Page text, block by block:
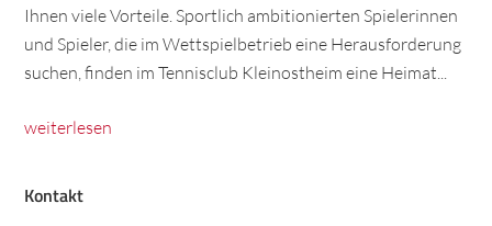
Ihnen viele Vorteile. Sportlich ambitionierten Spielerinnen
und Spieler, die im Wettspielbetrieb eine Herausforderung
suchen, finden im Tennisclub Kleinostheim eine Heimat...
weiterlesen
Kontakt